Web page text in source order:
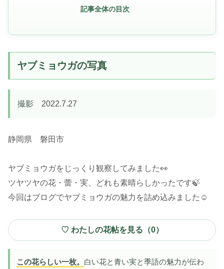
記事全体の目次
ヤブミョウガの写真
撮影 2022.7.27
静岡県 磐田市
ヤブミョウガをじっくり観察してみました👀
ツヤツヤの花・蕾・実、どれも素晴らしかったです🍃
今回はブログでヤブミョウガの魅力を詰め込みました☺️
♡ わたしの花帖を見る（0）
この花らしい一枚。 白い花と青い実と季語の魅力が伝わ